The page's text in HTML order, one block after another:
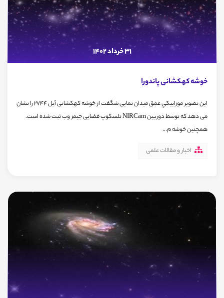
31 خرداد 1402
خوشه کهکشانی پاندورا
این تصویر موزاییکیِ عمق میدان نمایی شگفت از خوشه کهکشانی آبل ۲۷۴۴ را نشان
می دهد که توسط دوربین NIRCam تلسکوپ فضایی جیمز وب ثبت شده است.
همچنین خوشه م...
اخبار و مقالات علمی